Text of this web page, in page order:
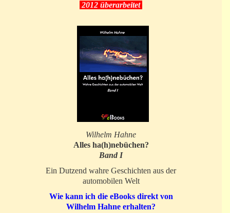
2012 überarbeitet
Wilhelm Hahne
Alles ha(h)nebüchen?
Band I
Ein Dutzend wahre Geschichten aus der
automobilen Welt
Wie kann ich die eBooks direkt von
Wilhelm Hahne erhalten?